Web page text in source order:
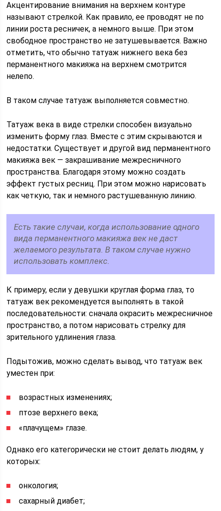
Акцентирование внимания на верхнем контуре
называют стрелкой. Как правило, ее проводят не по
линии роста ресничек, а немного выше. При этом
свободное пространство не затушевывается. Важно
отметить, что обычно татуаж нижнего века без
перманентного макияжа на верхнем смотрится
нелепо.
В таком случае татуаж выполняется совместно.
Татуаж века в виде стрелки способен визуально
изменить форму глаз. Вместе с этим скрываются и
недостатки. Существует и другой вид перманентного
макияжа век — закрашивание межресничного
пространства. Благодаря этому можно создать
эффект густых ресниц. При этом можно нарисовать
как четкую, так и немного растушеванную линию.
Есть такие случаи, когда использование одного
вида перманентного макияжа век не даст
желаемого результата. В таком случае нужно
использовать комплекс.
К примеру, если у девушки круглая форма глаз, то
татуаж век рекомендуется выполнять в такой
последовательности: сначала окрасить межресничное
пространство, а потом нарисовать стрелку для
зрительного удлинения глаза.
Подытожив, можно сделать вывод, что татуаж век
уместен при:
возрастных изменениях;
птозе верхнего века;
«плачущем» глазе.
Однако его категорически не стоит делать людям, у
которых:
онкология;
сахарный диабет;